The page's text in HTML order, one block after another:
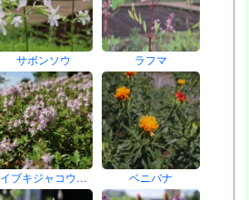
サボンソウ ラフマ
イブキジャコウ… ベニバナ